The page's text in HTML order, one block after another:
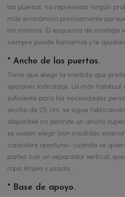
las puertas; no representa ningún
más económico precisamente
las mismas. El esquema de montaje
siempre puede llamarnos y le
* Ancho de las puertas.
Tiene que elegir la medida que
opciones indicadas. La más habitual
suficiente para las necesidades
ancho de 25 cm. se sigue
disponible no permite un ancho
se suelen elegir (son medidas
considere oportuno- cuando se
partes con un separador vertical,
ropa limpia y usada.
* Base de apoyo.